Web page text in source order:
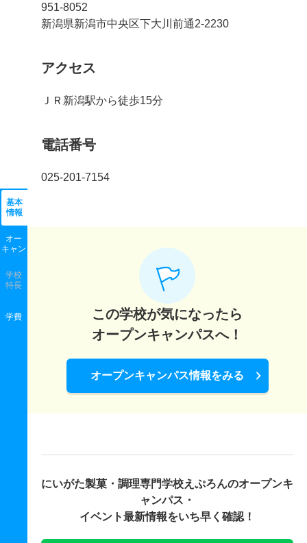
基本
情報
オー
キャン
学校
特長
学費
951-8052
新潟県新潟市中央区下大川前通2-2230
アクセス
ＪＲ新潟駅から徒歩15分
電話番号
025-201-7154
この学校が気になったら
オープンキャンパスへ！
オープンキャンパス情報をみる
にいがた製菓・調理専門学校えぷろんのオープンキ
ャンパス・
イベント最新情報をいち早く確認！